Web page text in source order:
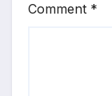
Comment *